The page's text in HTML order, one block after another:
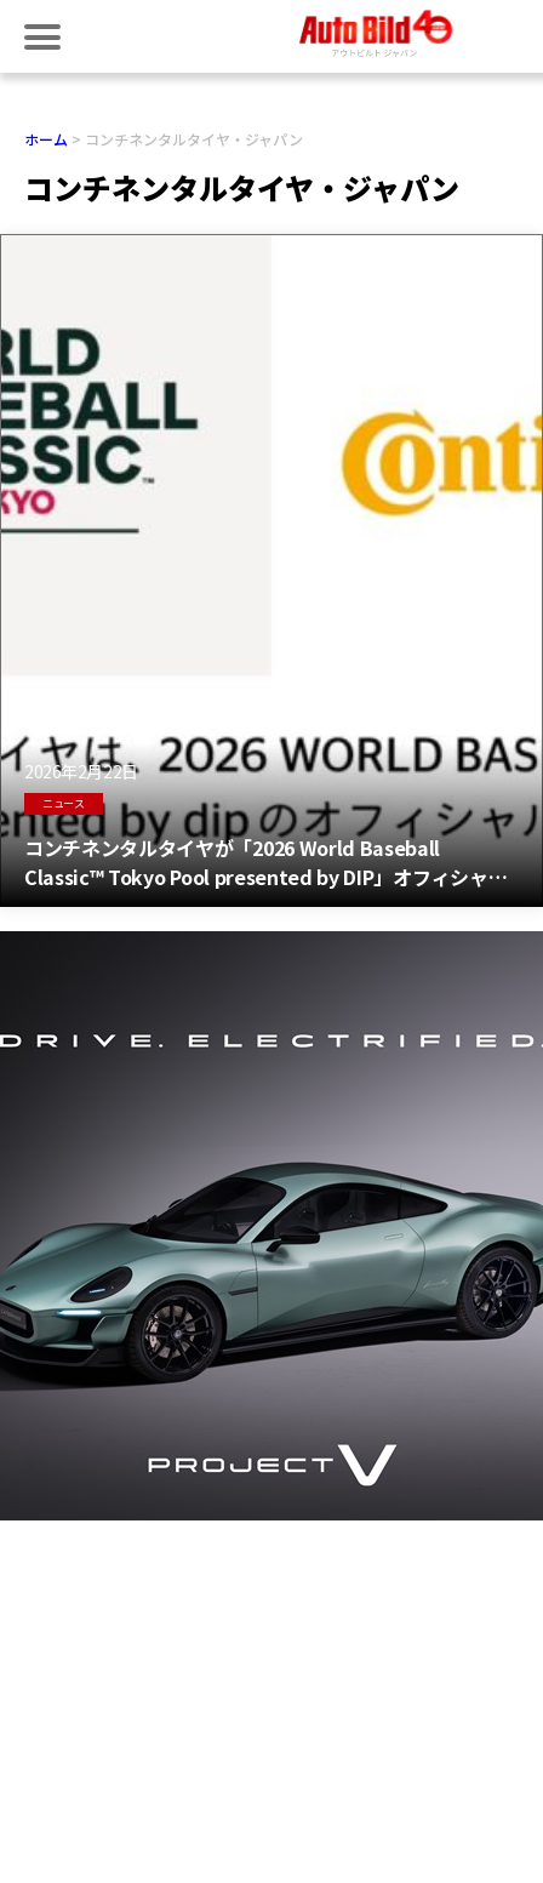
ホーム コンチネンタルタイヤ・ジャパン
コンチネンタルタイヤ・ジャパン
2026年2月22日
ニュース
コンチネンタルタイヤが「2026 World Baseball
Classic™ Tokyo Pool presented by DIP」オフィシャル
スポンサーに就任